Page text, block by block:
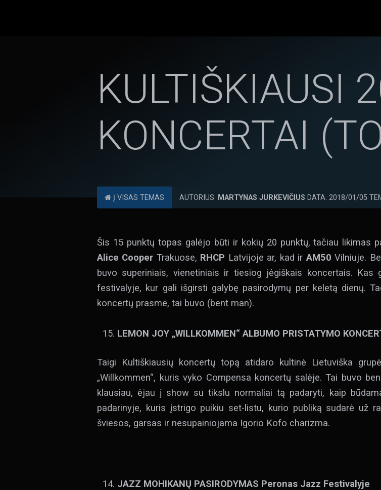
KULTIŠKIAUSI
KONCERTAI
Į VISAS TEMAS AUTORIUS: MARTYNAS JURKEVIČIUS DATA: 2018/01/05
Šis 15 punktų topas galėjo būti ir kokių 20 punktų, tačiau likimas
Alice Cooper Trakuose, RHCP Latvijoje ar, kad ir AM50 Vilniuje.
buvo superiniais, vienetiniais ir tiesiog jėgiškais koncertais. Kas
festivalyje, kur gali išgirsti galybę pasirodymų per keletą dienų.
koncertų prasme, tai buvo (bent man).
LEMON JOY „WILLKOMMEN“ ALBUMO PRISTATYMO
Taigi Kultiškiausių koncertų topą atidaro kultinė Lietuviška
„Willkommen“, kuris vyko Compensa koncertų salėje. Tai buvo
klausiau, ėjau į show su tikslu normaliai tą padaryti, kaip
padarinyje, kuris įstrigo puikiu set-listu, kurio publiką sudarė už
šviesos, garsas ir nesupainiojama Igorio Kofo charizma.
JAZZ MOHIKANŲ PASIRODYMAS Peronas Jazz Festivalyje